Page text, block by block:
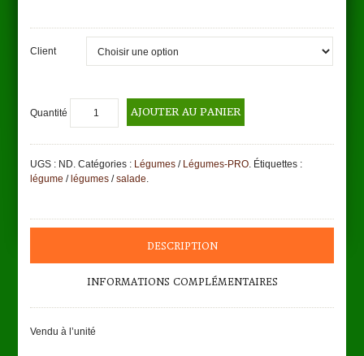
of
Client
Quantité AJOUTER AU PANIER
UGS : ND. Catégories : Légumes / Légumes-PRO. Étiquettes :
légume / légumes /salade.
DESCRIPTION
INFORMATIONS COMPLÉMENTAIRES
Vendu à l’unité